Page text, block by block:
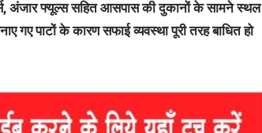
अंजार फ्यूल्स सहित आसपास की दुकानों के सामने स्थल
गए पाटों के कारण सफाई व्यवस्था पूरी तरह बाधित हो